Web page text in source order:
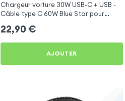
Chargeur voiture 30W USB-C + USB -
Câble type C 60W Blue Star pour
22,90 €
AJOUTER